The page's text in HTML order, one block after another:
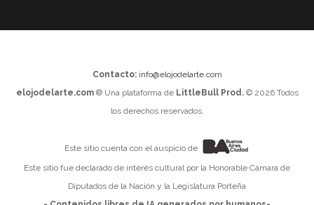
Contacto: info@elojodelarte.com
elojodelarte.com® Una plataforma de LittleBull Prod.© 2026 Todos
los derechos reservados.
Este sitio cuenta con el auspicio de
Este sitio fue declarado de interés cultural por la Honorable Cámara de
Diputados de la Nación y la Legislatura Porteña